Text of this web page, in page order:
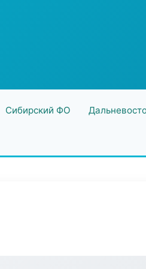
Сибирский ФО